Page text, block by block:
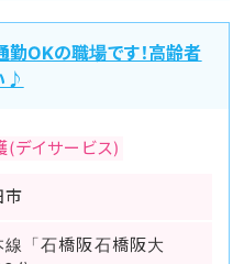
勤OKの職場です！高齢者
♪
デイサービス)
市
線「石橋阪石橋阪大